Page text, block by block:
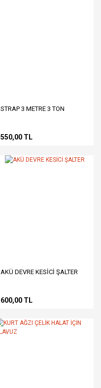
STRAP 3 METRE 3 TON
550,00 TL
AKÜ DEVRE KESİCİ ŞALTER
600,00 TL